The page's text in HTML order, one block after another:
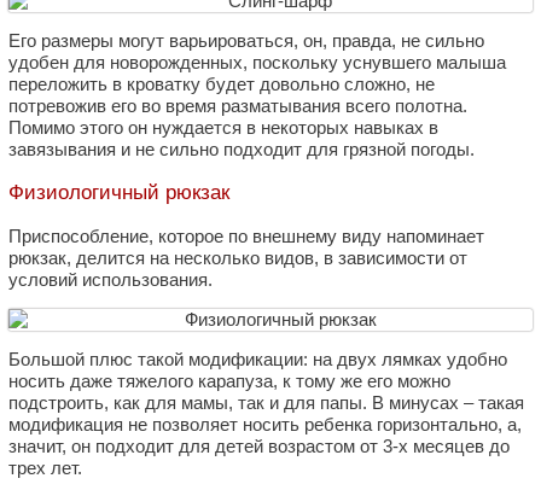
Его размеры могут варьироваться, он, правда, не сильно
удобен для новорожденных, поскольку уснувшего малыша
переложить в кроватку будет довольно сложно, не
потревожив его во время разматывания всего полотна.
Помимо этого он нуждается в некоторых навыках в
завязывания и не сильно подходит для грязной погоды.
Физиологичный рюкзак
Приспособление, которое по внешнему виду напоминает
рюкзак, делится на несколько видов, в зависимости от
условий использования.
Большой плюс такой модификации: на двух лямках удобно
носить даже тяжелого карапуза, к тому же его можно
подстроить, как для мамы, так и для папы. В минусах – такая
модификация не позволяет носить ребенка горизонтально, а,
значит, он подходит для детей возрастом от 3-х месяцев до
трех лет.